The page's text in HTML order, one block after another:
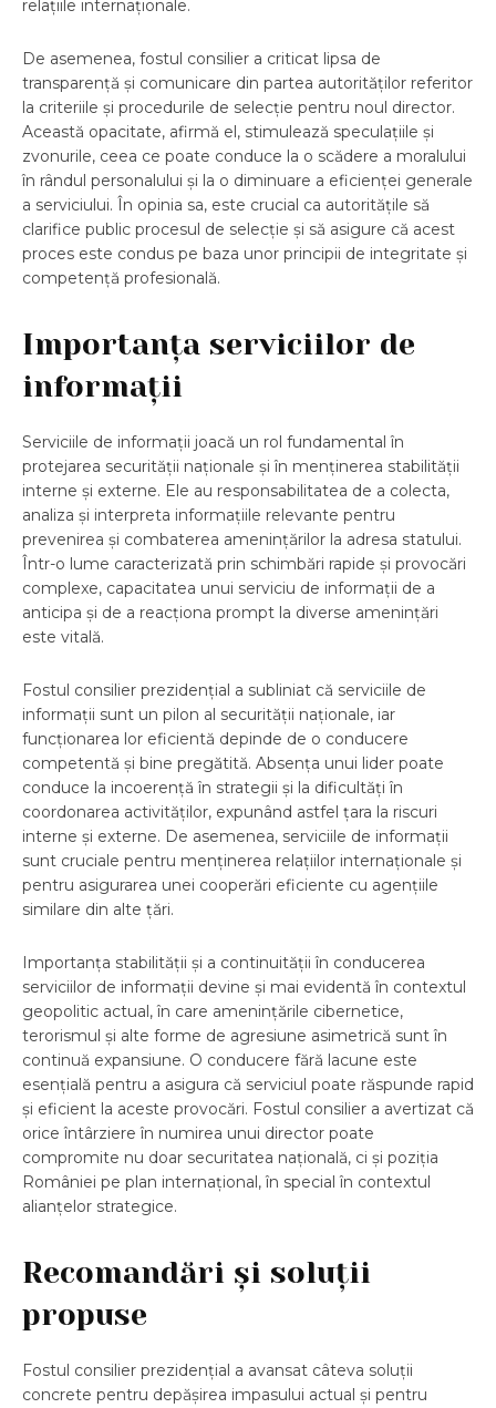
relațiile internaționale.
De asemenea, fostul consilier a criticat lipsa de
transparență și comunicare din partea autorităților referitor
la criteriile și procedurile de selecție pentru noul director.
Această opacitate, afirmă el, stimulează speculațiile și
zvonurile, ceea ce poate conduce la o scădere a moralului
în rândul personalului și la o diminuare a eficienței generale
a serviciului. În opinia sa, este crucial ca autoritățile să
clarifice public procesul de selecție și să asigure că acest
proces este condus pe baza unor principii de integritate și
competență profesională.
Importanța serviciilor de
informații
Serviciile de informații joacă un rol fundamental în
protejarea securității naționale și în menținerea stabilității
interne și externe. Ele au responsabilitatea de a colecta,
analiza și interpreta informațiile relevante pentru
prevenirea și combaterea amenințărilor la adresa statului.
Într-o lume caracterizată prin schimbări rapide și provocări
complexe, capacitatea unui serviciu de informații de a
anticipa și de a reacționa prompt la diverse amenințări
este vitală.
Fostul consilier prezidențial a subliniat că serviciile de
informații sunt un pilon al securității naționale, iar
funcționarea lor eficientă depinde de o conducere
competentă și bine pregătită. Absența unui lider poate
conduce la incoerență în strategii și la dificultăți în
coordonarea activităților, expunând astfel țara la riscuri
interne și externe. De asemenea, serviciile de informații
sunt cruciale pentru menținerea relațiilor internaționale și
pentru asigurarea unei cooperări eficiente cu agențiile
similare din alte țări.
Importanța stabilității și a continuității în conducerea
serviciilor de informații devine și mai evidentă în contextul
geopolitic actual, în care amenințările cibernetice,
terorismul și alte forme de agresiune asimetrică sunt în
continuă expansiune. O conducere fără lacune este
esențială pentru a asigura că serviciul poate răspunde rapid
și eficient la aceste provocări. Fostul consilier a avertizat că
orice întârziere în numirea unui director poate
compromite nu doar securitatea națională, ci și poziția
României pe plan internațional, în special în contextul
alianțelor strategice.
Recomandări și soluții
propuse
Fostul consilier prezidențial a avansat câteva soluții
concrete pentru depășirea impasului actual și pentru